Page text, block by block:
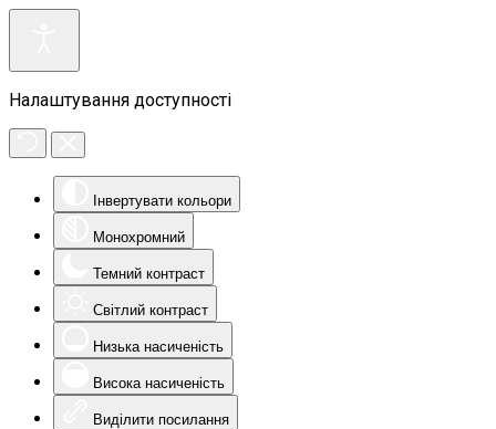
Налаштування доступності
Інвертувати кольори
Монохромний
Темний контраст
Світлий контраст
Низька насиченість
Висока насиченість
Виділити посилання